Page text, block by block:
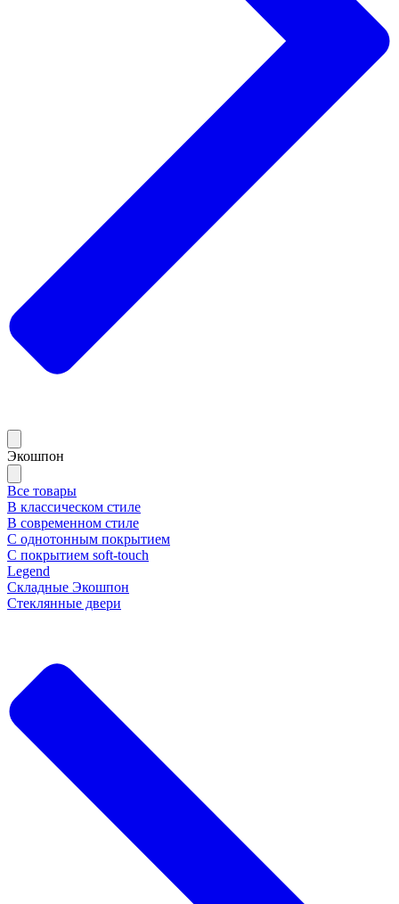
Экошпон
Все товары
В классическом стиле
В современном стиле
С однотонным покрытием
С покрытием soft-touch
Legend
Складные Экошпон
Стеклянные двери